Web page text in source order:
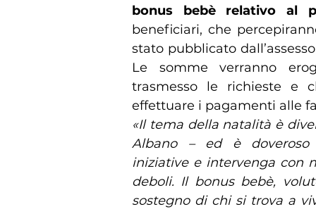
bonus bebè relativo al
beneficiari, che
stato pubblicato
Le somme verranno
trasmesso le richieste e
effettuare i pagamenti alle
«Il tema della natalità è
Albano – ed è doveroso
iniziative e intervenga con
deboli. Il bonus bebè,
sostegno di chi si trova a